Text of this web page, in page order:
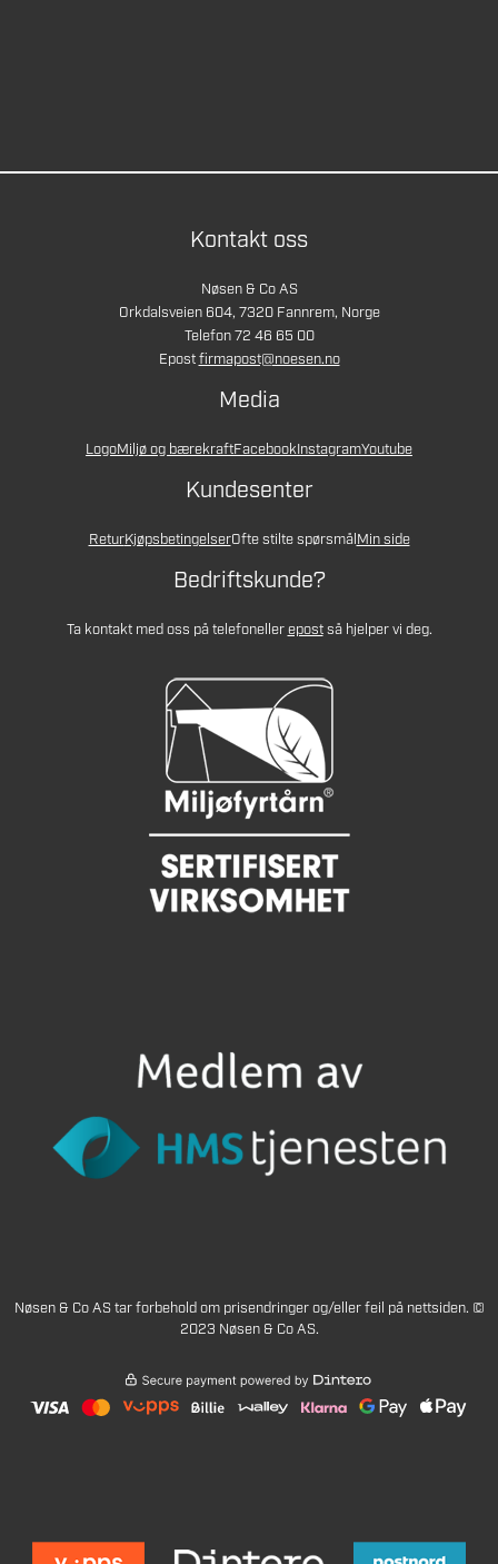
Kontakt oss
Nøsen & Co AS
Orkdalsveien 604, 7320 Fannrem, Norge
Telefon 72 46 65 00
Epostfirmapost@noesen.no
Media
LogoMiljø og bærekraftFacebookInstagramYoutube
Kundesenter
ReturKjøpsbetingelserOfte stilte spørsmålMin side
Bedriftskunde?
Ta kontakt med oss på telefonellerepostså hjelper vi deg.
Nøsen & Co AS tar forbehold om prisendringer og/eller feil på nettsiden. ©
2023 Nøsen & Co AS.